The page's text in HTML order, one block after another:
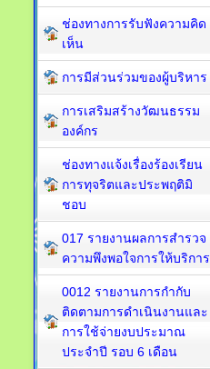
ช่องทางการรับฟังความคิด
เห็น
การมีส่วนร่วมของผู้บริหาร
การเสริมสร้างวัฒนธรรม
องค์กร
ช่องทางแจ้งเรื่องร้องเรียน
การทุจริตและประพฤติมิ
ชอบ
017 รายงานผลการสำรวจ
ความพึงพอใจการให้บริการ
0012 รายงานการกำกับ
ติดตามการดำเนินงานและ
การใช้จ่ายงบประมาณ
ประจำปี รอบ 6 เดือน